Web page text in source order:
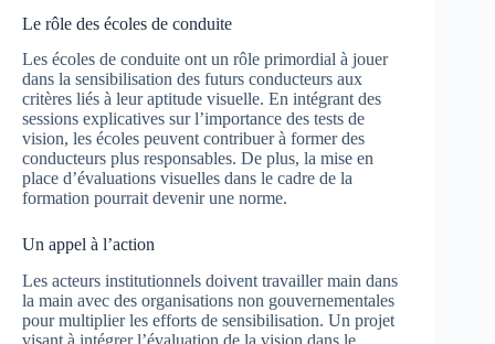
Le rôle des écoles de conduite
Les écoles de conduite ont un rôle primordial à jouer
dans la sensibilisation des futurs conducteurs aux
critères liés à leur aptitude visuelle. En intégrant des
sessions explicatives sur l’importance des tests de
vision, les écoles peuvent contribuer à former des
conducteurs plus responsables. De plus, la mise en
place d’évaluations visuelles dans le cadre de la
formation pourrait devenir une norme.
Un appel à l’action
Les acteurs institutionnels doivent travailler main dans
la main avec des organisations non gouvernementales
pour multiplier les efforts de sensibilisation. Un projet